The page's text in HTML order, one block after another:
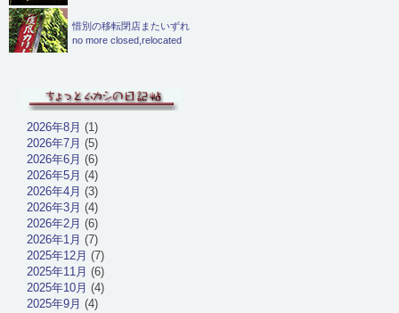
惜別の移転閉店またいずれ
no more closed,relocated
2026年8月 (1)
2026年7月 (5)
2026年6月 (6)
2026年5月 (4)
2026年4月 (3)
2026年3月 (4)
2026年2月 (6)
2026年1月 (7)
2025年12月 (7)
2025年11月 (6)
2025年10月 (4)
2025年9月 (4)